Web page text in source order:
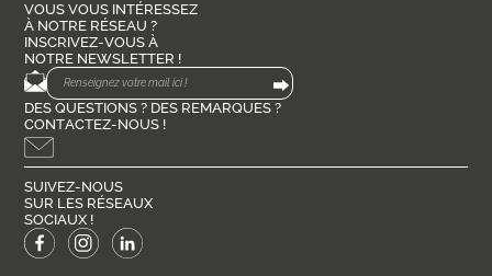
VOUS VOUS INTÉRESSEZ
À NOTRE RÉSEAU ?
INSCRIVEZ-VOUS À
NOTRE NEWSLETTER !
DES QUESTIONS ? DES REMARQUES ?
CONTACTEZ-NOUS !
SUIVEZ-NOUS
SUR LES RÉSEAUX
SOCIAUX !